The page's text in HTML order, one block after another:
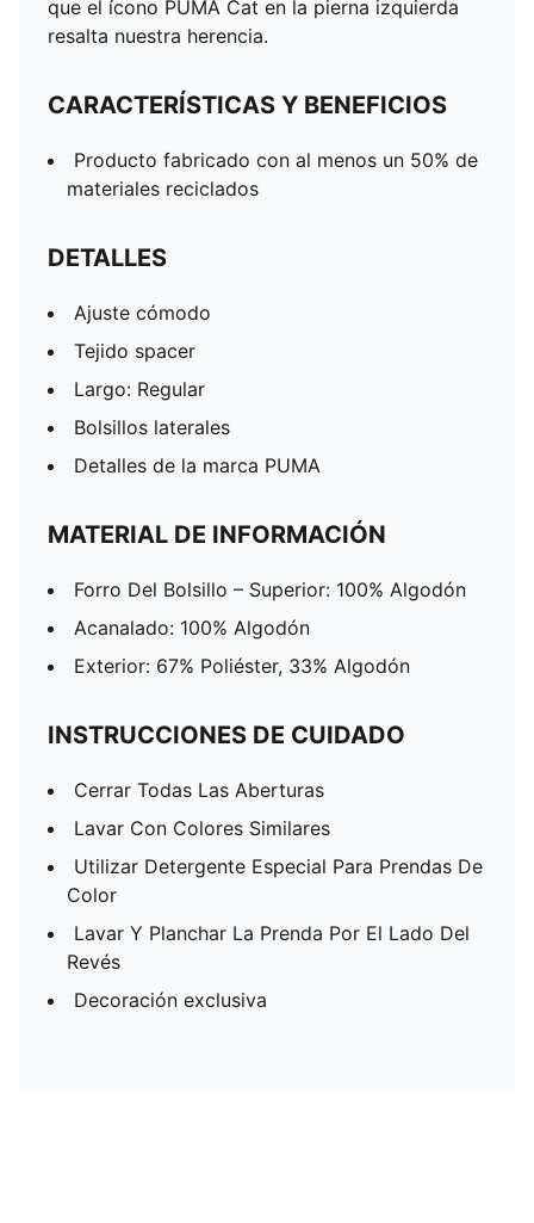
que el ícono PUMA Cat en la pierna izquierda
resalta nuestra herencia.
CARACTERÍSTICAS Y BENEFICIOS
Producto fabricado con al menos un 50% de
materiales reciclados
DETALLES
Ajuste cómodo
Tejido spacer
Largo: Regular
Bolsillos laterales
Detalles de la marca PUMA
MATERIAL DE INFORMACIÓN
Forro Del Bolsillo – Superior: 100% Algodón
Acanalado: 100% Algodón
Exterior: 67% Poliéster, 33% Algodón
INSTRUCCIONES DE CUIDADO
Cerrar Todas Las Aberturas
Lavar Con Colores Similares
Utilizar Detergente Especial Para Prendas De
Color
Lavar Y Planchar La Prenda Por El Lado Del
Revés
Decoración exclusiva